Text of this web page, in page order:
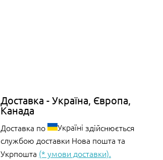
Доставка - Україна, Європа,
Канада
Доставка по Україні здійснюється
службою доставки Нова пошта та
Укрпошта (* умови доставки).